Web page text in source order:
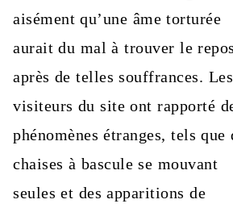
aisément qu’une âme torturée
aurait du mal à trouver le repos
après de telles souffrances. Les
visiteurs du site ont rapporté
phénomènes étranges, tels que
chaises à bascule se mouvant
seules et des apparitions de